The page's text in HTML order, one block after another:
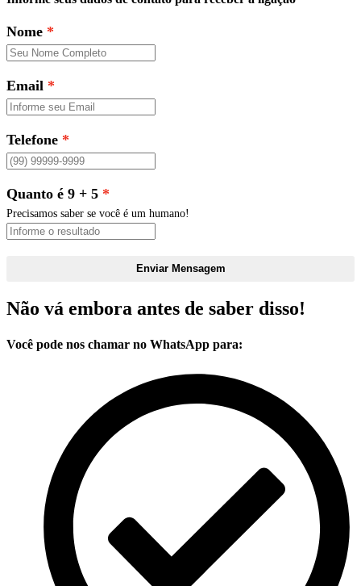
Nome
Email
Telefone
Quanto é 9 + 5
Precisamos saber se você é um humano!
Enviar Mensagem
Não vá embora antes de saber disso!
Você pode nos chamar no WhatsApp para: